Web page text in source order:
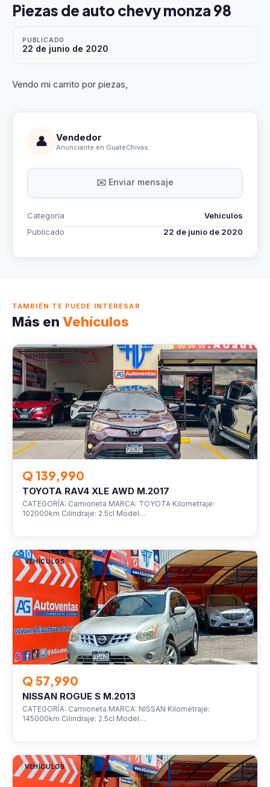
Piezas de auto chevy monza 98
PUBLICADO
22 de junio de 2020
Vendo mi carrito por piezas,
👤 Vendedor
Anunciante en GuateChivas
✉️ Enviar mensaje
Categoría
Vehículos
Publicado
22 de junio de 2020
TAMBIÉN TE PUEDE INTERESAR
Más en Vehículos
VEHÍCULOS
Q 139,990
TOYOTA RAV4 XLE AWD M.2017
CATEGORÍA: Camioneta MARCA: TOYOTA Kilometraje:
102000km Cilindraje: 2.5cl Model…
VEHÍCULOS
Q 57,990
NISSAN ROGUE S M.2013
CATEGORÍA: Camioneta MARCA: NISSAN Kilometraje:
145000km Cilindraje: 2.5cl Model…
VEHÍCULOS